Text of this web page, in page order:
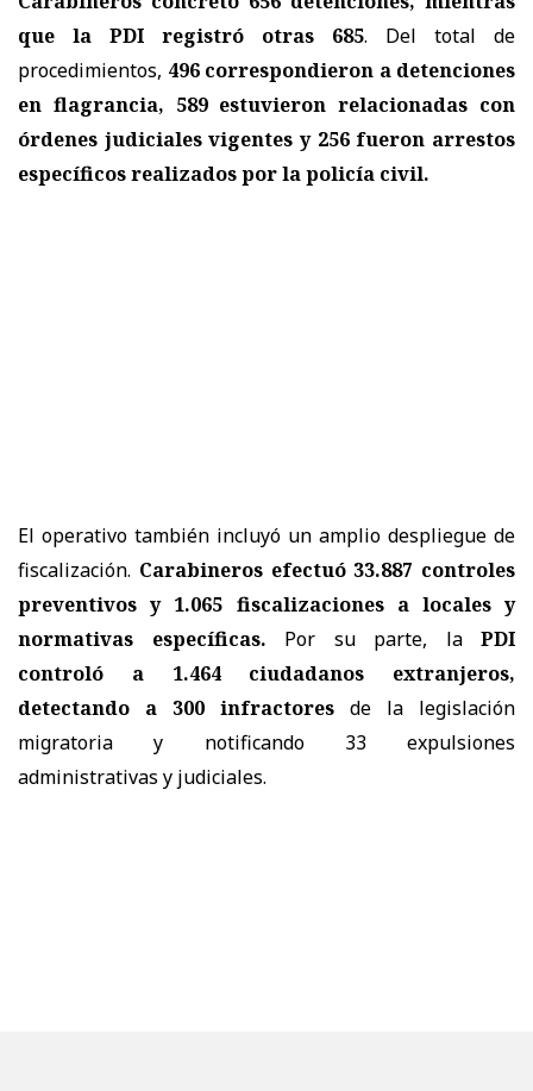
que la PDI registró otras 685. Del total de
procedimientos, 496 correspondieron a detenciones
en flagrancia, 589 estuvieron relacionadas con
órdenes judiciales vigentes y 256 fueron arrestos
específicos realizados por la policía civil.
El operativo también incluyó un amplio despliegue de
fiscalización. Carabineros efectuó 33.887 controles
preventivos y 1.065 fiscalizaciones a locales y
normativas específicas. Por su parte, la PDI
controló a 1.464 ciudadanos extranjeros,
detectando a 300 infractores de la legislación
migratoria y notificando 33 expulsiones
administrativas y judiciales.